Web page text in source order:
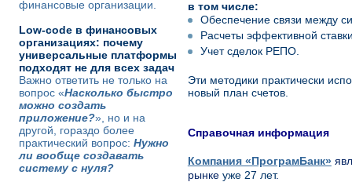
финансовые организации.
Low-code в финансовых
организациях: почему
универсальные платформы
подходят не для всех задач
Важно ответить не только на
вопрос «Насколько быстро
можно создать
приложение?», но и на
другой, гораздо более
практический вопрос: Нужно
ли вообще создавать
систему с нуля?
в том числе:
Обеспечение связи между
Расчеты эффективной
Учет сделок РЕПО.
Эти методики практически
новый план счетов.
Справочная информация
Компания «ПрограмБанк»
рынкеуже 27 лет.